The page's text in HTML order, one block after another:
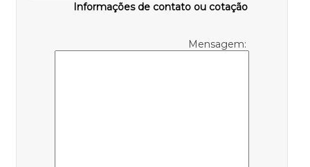
Informações de contato ou cotação
Mensagem: